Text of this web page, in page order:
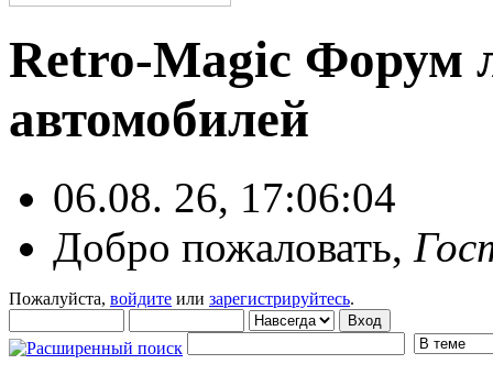
Retro-Magic Форум
автомобилей
06.08. 26, 17:06:04
Добро пожаловать,
Пожалуйста, войдите или зарегистрируйтесь.